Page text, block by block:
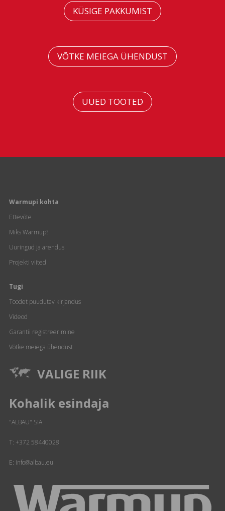
KÜSIGE PAKKUMIST
VÕTKE MEIEGA ÜHENDUST
UUED TOOTED
Warmupi kohta
Ettevõte
Miks Warmup?
Uuringud ja arendus
Projekti viited
Tugi
Toodet puudutav kirjandus
Videod
Garantii registreerimine
Võtke meiega ühendust
VALIGE RIIK
Kohalik esindaja
"ALBAU" SIA
T: +372 58440028
E: info@albau.eu